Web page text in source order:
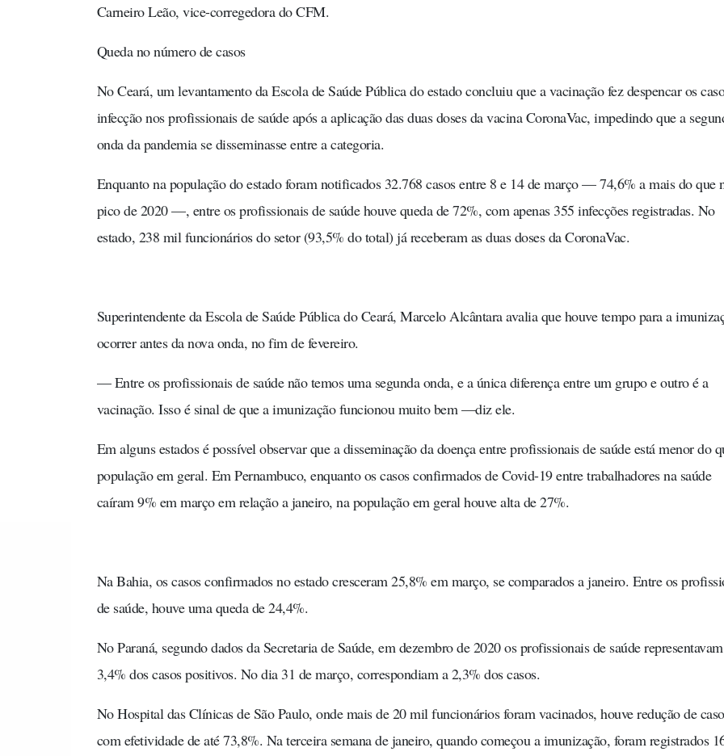
Carneiro Leão, vice-corregedora do CFM.
Queda no número de casos
No Ceará, um levantamento da Escola de Saúde Pública do estado concluiu que a vacinação fez despencar os
infecção nos profissionais de saúde após a aplicação das duas doses da vacina CoronaVac, impedindo que a
onda da pandemia se disseminasse entre a categoria.
Enquanto na população do estado foram notificados 32.768 casos entre 8 e 14 de março — 74,6% a mais do que
pico de 2020 —, entre os profissionais de saúde houve queda de 72%, com apenas 355 infecções registradas. No
estado, 238 mil funcionários do setor (93,5% do total) já receberam as duas doses da CoronaVac.
Superintendente da Escola de Saúde Pública do Ceará, Marcelo Alcântara avalia que houve tempo para a
ocorrer antes da nova onda, no fim de fevereiro.
— Entre os profissionais de saúde não temos uma segunda onda, e a única diferença entre um grupo e outro é a
vacinação. Isso é sinal de que a imunização funcionou muito bem —diz ele.
Em alguns estados é possível observar que a disseminação da doença entre profissionais de saúde está menor do
população em geral. Em Pernambuco, enquanto os casos confirmados de Covid-19 entre trabalhadores na saúde
caíram 9% em março em relação a janeiro, na população em geral houve alta de 27%.
Na Bahia, os casos confirmados no estado cresceram 25,8% em março, se comparados a janeiro. Entre os
de saúde, houve uma queda de 24,4%.
No Paraná, segundo dados da Secretaria de Saúde, em dezembro de 2020 os profissionais de saúde representavam
3,4% dos casos positivos. No dia 31 de março, correspondiam a 2,3% dos casos.
No Hospital das Clínicas de São Paulo, onde mais de 20 mil funcionários foram vacinados, houve redução de
com efetividade de até 73,8%. Na terceira semana de janeiro, quando começou a imunização, foram registrados